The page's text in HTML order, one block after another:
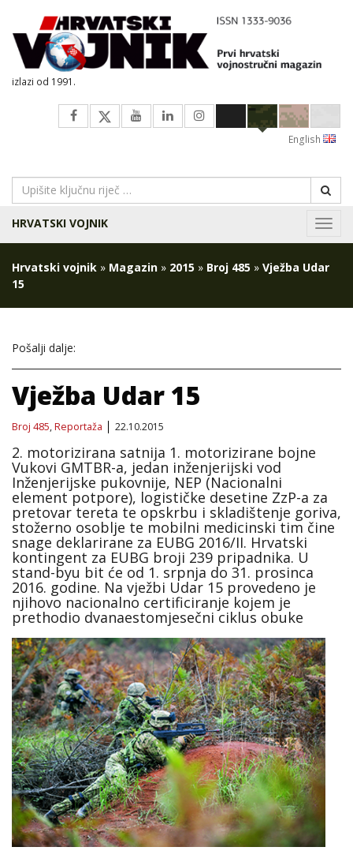
izlazi od 1991.
English
HRVATSKI VOJNIK
Hrvatski vojnik » Magazin » 2015 » Broj 485 » Vježba Udar
15
Pošalji dalje:
Vježba Udar 15
Broj 485,Reportaža 22.10.2015
2. motorizirana satnija 1. motorizirane bojne
Vukovi GMTBR-a, jedan inženjerijski vod
Inženjerijske pukovnije, NEP (Nacionalni
element potpore), logističke desetine ZzP-a za
pretovar tereta te opskrbu i skladištenje goriva,
stožerno osoblje te mobilni medicinski tim čine
snage deklarirane za EUBG 2016/II. Hrvatski
kontingent za EUBG broji 239 pripadnika. U
stand-byu bit će od 1. srpnja do 31. prosinca
2016. godine. Na vježbi Udar 15 provedeno je
njihovo nacionalno certificiranje kojem je
prethodio dvanaestomjesečni ciklus obuke